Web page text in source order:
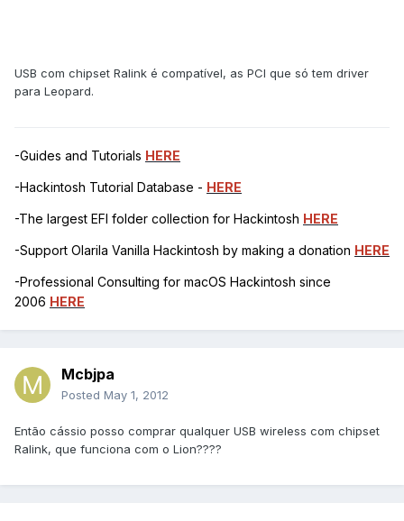
USB com chipset Ralink é compatível, as PCI que só tem driver
para Leopard.
-Guides and Tutorials HERE
-Hackintosh Tutorial Database - HERE
-The largest EFI folder collection for Hackintosh HERE
-Support Olarila Vanilla Hackintosh by making a donation HERE
-Professional Consulting for macOS Hackintosh since
2006 HERE
Mcbjpa
Posted May 1, 2012
Então cássio posso comprar qualquer USB wireless com chipset
Ralink, que funciona com o Lion????